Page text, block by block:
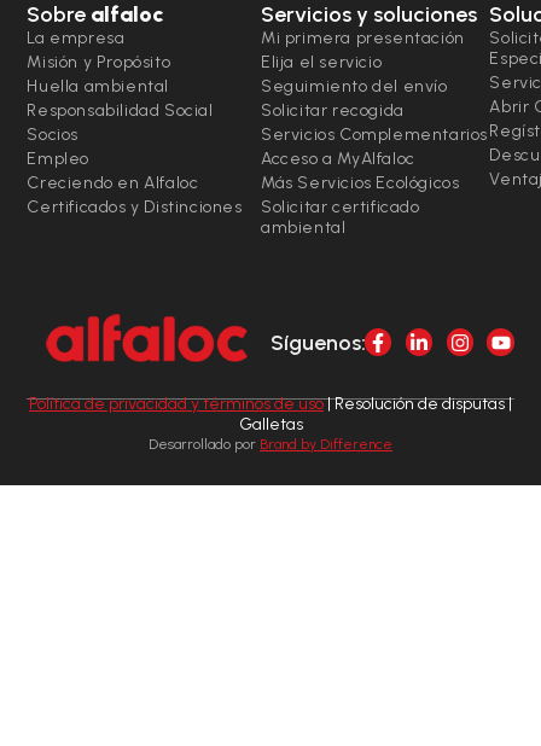
Sobre alfaloc
La empresa
Misión y Propósito
Huella ambiental
Responsabilidad Social
Socios
Empleo
Creciendo en Alfaloc
Certificados y Distinciones
Servicios y soluciones
Mi primera presentación
Elija el servicio
Seguimiento del envío
Solicitar recogida
Servicios Complementarios
Acceso a MyAlfaloc
Más Servicios Ecológicos
Solicitar certificado
ambiental
Abrir
Síguenos:
Política de privacidad y términos de uso| Resolución de disputas |
Galletas
Desarrollado por Brand by Difference